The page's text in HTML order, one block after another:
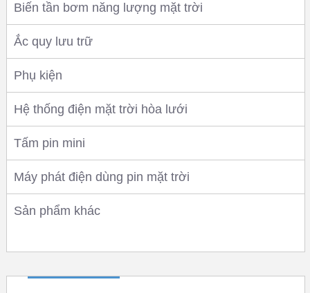
Biến tần bơm năng lượng mặt trời
Ắc quy lưu trữ
Phụ kiện
Hệ thống điện mặt trời hòa lưới
Tấm pin mini
Máy phát điện dùng pin mặt trời
Sản phẩm khác